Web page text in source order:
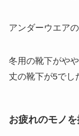
アンダーウエア
冬用の靴下がや
丈の靴下が5でし
お疲れのモノを